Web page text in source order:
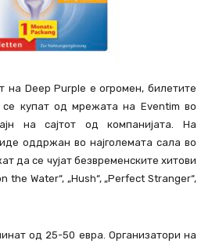
на Deep Purple е огромен, билетите
купат од мрежата на Eventim во
на сајтот од компанијата. На
оддржан во најголемата сала во
да се чујат безвременските хитови
the Water“, „Hush“, „Perfect Stranger“,
од 25-50 евра. Организатори на